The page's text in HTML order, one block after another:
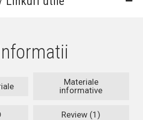
Materiale
informative
Review (1)